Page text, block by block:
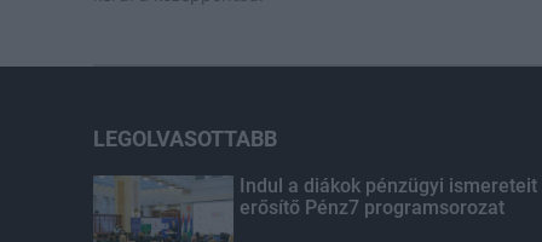
LEGOLVASOTTABB
Indul a diákok pénzügyi ismereteit
erősítő Pénz7 programsorozat